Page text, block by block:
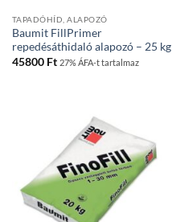
TAPADÓHÍD, ALAPOZÓ
Baumit FillPrimer
repedésáthidaló alapozó – 25 kg
45800 Ft 27% ÁFA-t tartalmaz